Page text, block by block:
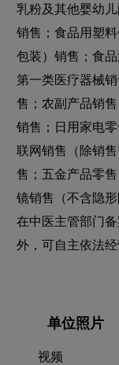
乳粉及其他婴幼
销售；食品用塑
包装）销售；食
第一类医疗器械
售；农副产品销
销售；日用家电
联网销售（除销
售；五金产品零
镜销售（不含隐
在中医主管部门
外，可自主依法
单位照片
视频